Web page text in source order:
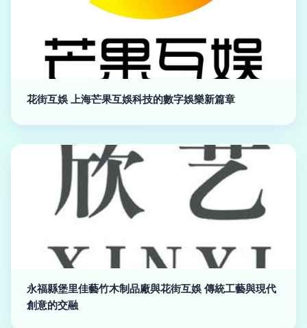
花街互娛 上海芒果互娛科技的數字娛樂新篇章
永福縣堡里佳藝竹木制品廠與花街互娛 傳統工藝與現代
創意的交融